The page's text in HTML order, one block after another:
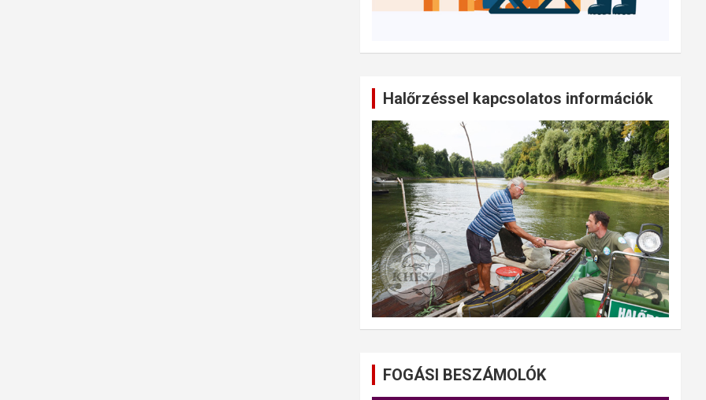
Halőrzéssel kapcsolatos információk
FOGÁSI BESZÁMOLÓK